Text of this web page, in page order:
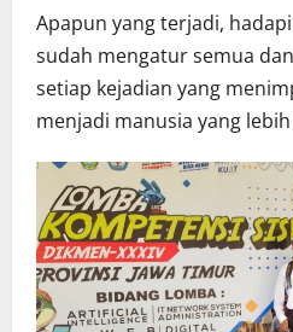
Apapun yang terjadi,
sudah mengatur semua
setiap kejadian yang
menjadi manusia yang